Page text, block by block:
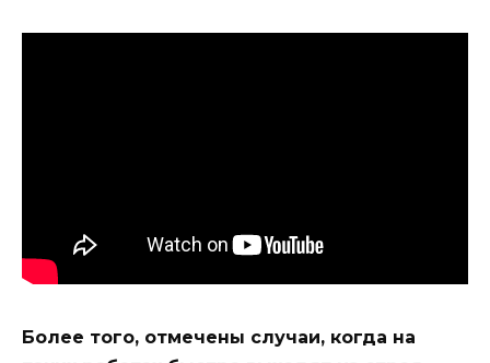
Более того, отмечены случаи, когда на